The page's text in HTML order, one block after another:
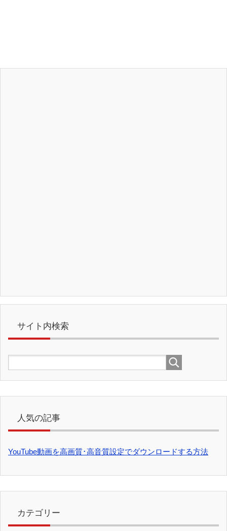
サイト内検索
人気の記事
YouTube動画を高画質･高音質設定でダウンロードする方法
カテゴリー